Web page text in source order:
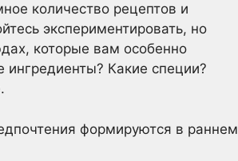
количество рецептов и
экспериментировать, но
которые вам особенно
ингредиенты? Какие специи?
формируются в раннем